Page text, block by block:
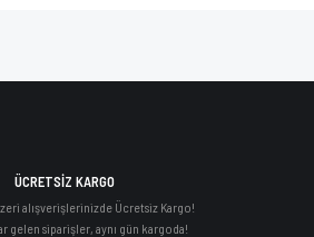
ÜCRETSİZ KARGO
alışverişlerinizde Ücretsiz Kargo!
gelen siparişler, aynı gün kargoda!